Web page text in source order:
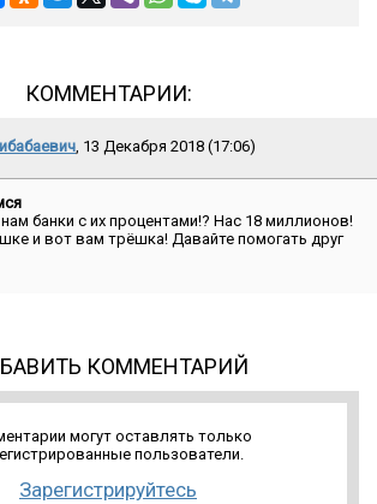
КОММЕНТАРИИ:
, 13 Декабря 2018 (17:06)
банки с их процентами!? Нас 18 миллионов!
и вот вам трёшка! Давайте помогать друг
КОММЕНТАРИЙ
могут оставлять только
пользователи.
Зарегистрируйтесь